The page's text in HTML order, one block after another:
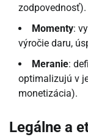
zodpovednosť).
Momenty:
výročie daru,
Meranie:
optimalizujú v
monetizácia).
Legálne a